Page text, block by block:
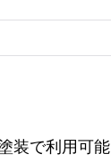
装で利用可能